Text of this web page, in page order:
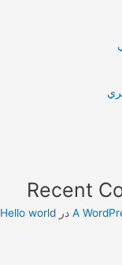
Recent
A درHello world!